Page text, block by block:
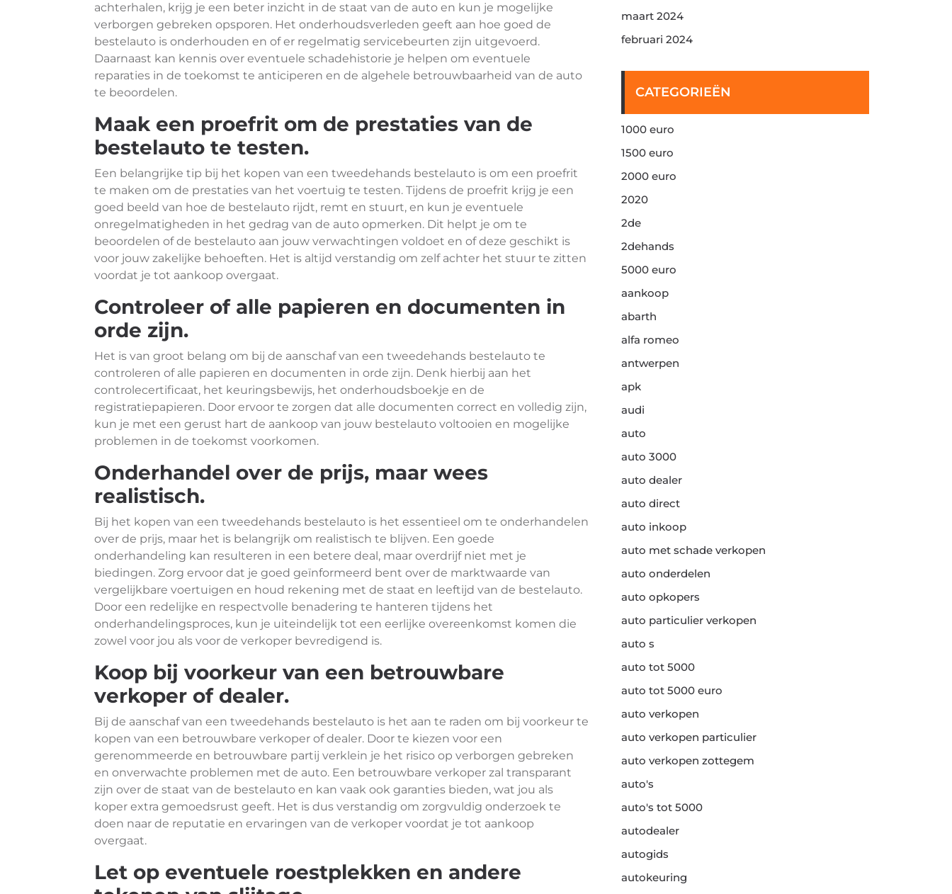
achterhalen, krijg je een beter inzicht in de staat van de auto en kun je mogelijke
verborgen gebreken opsporen. Het onderhoudsverleden geeft aan hoe goed de
bestelauto is onderhouden en of er regelmatig servicebeurten zijn uitgevoerd.
Daarnaast kan kennis over eventuele schadehistorie je helpen om eventuele
reparaties in de toekomst te anticiperen en de algehele betrouwbaarheid van de auto
te beoordelen.
Maak een proefrit om de prestaties van de
bestelauto te testen.
Een belangrijke tip bij het kopen van een tweedehands bestelauto is om een proefrit
te maken om de prestaties van het voertuig te testen. Tijdens de proefrit krijg je een
goed beeld van hoe de bestelauto rijdt, remt en stuurt, en kun je eventuele
onregelmatigheden in het gedrag van de auto opmerken. Dit helpt je om te
beoordelen of de bestelauto aan jouw verwachtingen voldoet en of deze geschikt is
voor jouw zakelijke behoeften. Het is altijd verstandig om zelf achter het stuur te zitten
voordat je tot aankoop overgaat.
Controleer of alle papieren en documenten in
orde zijn.
Het is van groot belang om bij de aanschaf van een tweedehands bestelauto te
controleren of alle papieren en documenten in orde zijn. Denk hierbij aan het
controlecertificaat, het keuringsbewijs, het onderhoudsboekje en de
registratiepapieren. Door ervoor te zorgen dat alle documenten correct en volledig zijn,
kun je met een gerust hart de aankoop van jouw bestelauto voltooien en mogelijke
problemen in de toekomst voorkomen.
Onderhandel over de prijs, maar wees
realistisch.
Bij het kopen van een tweedehands bestelauto is het essentieel om te onderhandelen
over de prijs, maar het is belangrijk om realistisch te blijven. Een goede
onderhandeling kan resulteren in een betere deal, maar overdrijf niet met je
biedingen. Zorg ervoor dat je goed geïnformeerd bent over de marktwaarde van
vergelijkbare voertuigen en houd rekening met de staat en leeftijd van de bestelauto.
Door een redelijke en respectvolle benadering te hanteren tijdens het
onderhandelingsproces, kun je uiteindelijk tot een eerlijke overeenkomst komen die
zowel voor jou als voor de verkoper bevredigend is.
Koop bij voorkeur van een betrouwbare
verkoper of dealer.
Bij de aanschaf van een tweedehands bestelauto is het aan te raden om bij voorkeur te
kopen van een betrouwbare verkoper of dealer. Door te kiezen voor een
gerenommeerde en betrouwbare partij verklein je het risico op verborgen gebreken
en onverwachte problemen met de auto. Een betrouwbare verkoper zal transparant
zijn over de staat van de bestelauto en kan vaak ook garanties bieden, wat jou als
koper extra gemoedsrust geeft. Het is dus verstandig om zorgvuldig onderzoek te
doen naar de reputatie en ervaringen van de verkoper voordat je tot aankoop
overgaat.
Let op eventuele roestplekken en andere
maart 2024
februari 2024
CATEGORIEËN
1000 euro
1500 euro
2000 euro
2020
2de
2dehands
5000 euro
aankoop
abarth
alfa romeo
antwerpen
apk
audi
auto
auto 3000
auto dealer
auto direct
auto inkoop
auto met schade verkopen
auto onderdelen
auto opkopers
auto particulier verkopen
auto s
auto tot 5000
auto tot 5000 euro
auto verkopen
auto verkopen particulier
auto verkopen zottegem
auto's
auto's tot 5000
autodealer
autogids
autokeuring